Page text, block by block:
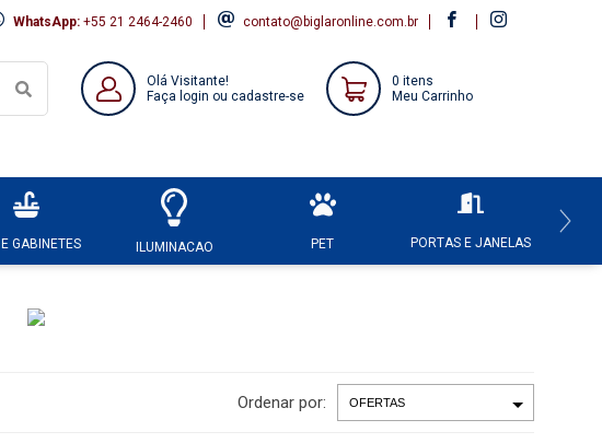
WhatsApp: +55 21 2464-2460 contato@biglaronline.com.br
Olá Visitante!
Faça login ou cadastre-se
0 itens
Meu Carrinho
GABINETES ILUMINACAO PET PORTAS E JANELAS
Ordenar por: